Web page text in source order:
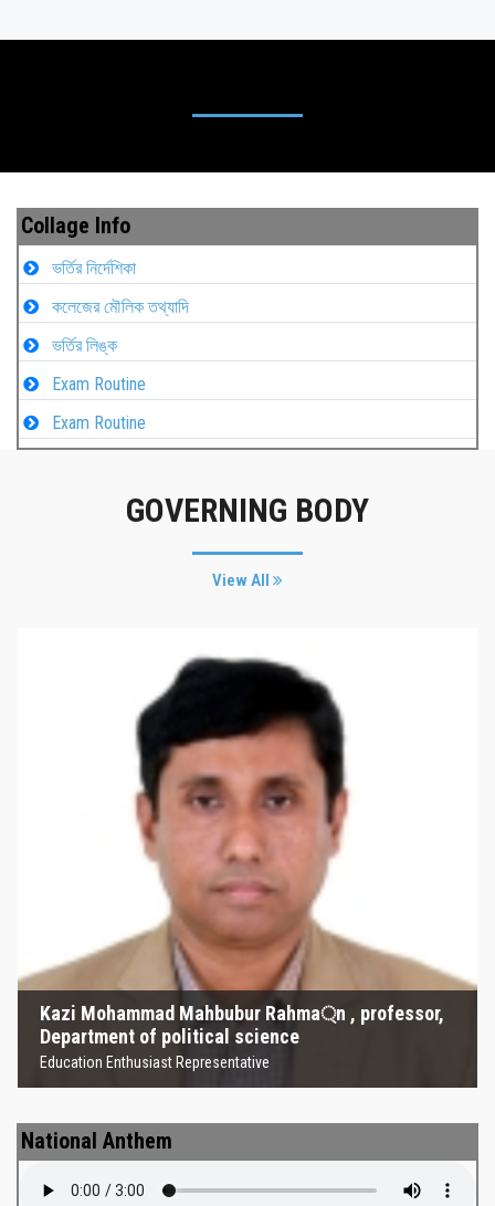
Collage Info
ভর্তির নির্দেশিকা
কলেজের মৌলিক তথ্যাদি
ভর্তির লিঙ্ক
Exam Routine
Exam Routine
GOVERNING BODY
View All
Kazi Mohammad Mahbubur Rahma্‌n , professor,
Department of political science
Education Enthusiast Representative
Kazi Mohammad Mahbubur
Rahma্‌n , professor, Department
of political science
Education Enthusiast Representative
National Anthem